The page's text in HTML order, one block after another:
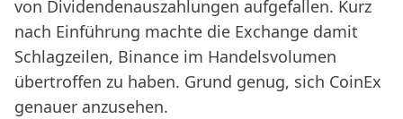
von Dividendenauszahlungen aufgefallen. Kurz
nach Einführung machte die Exchange damit
Schlagzeilen, Binance im Handelsvolumen
übertroffen zu haben. Grund genug, sich CoinEx
genauer anzusehen.